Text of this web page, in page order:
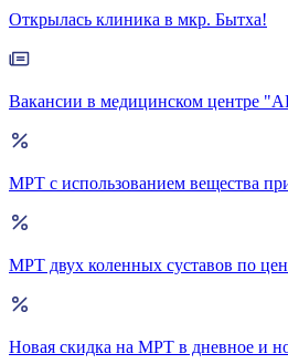
Открылась клиника в мкр. Бытха!
Вакансии в медицинском центре
МРТ с использованием вещества
МРТ двух коленных суставов по
Новая скидка на МРТ в дневное и